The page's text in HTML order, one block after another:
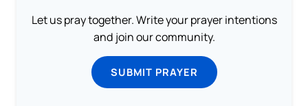
Let us pray together. Write your prayer intentions
and join our community.
SUBMIT PRAYER